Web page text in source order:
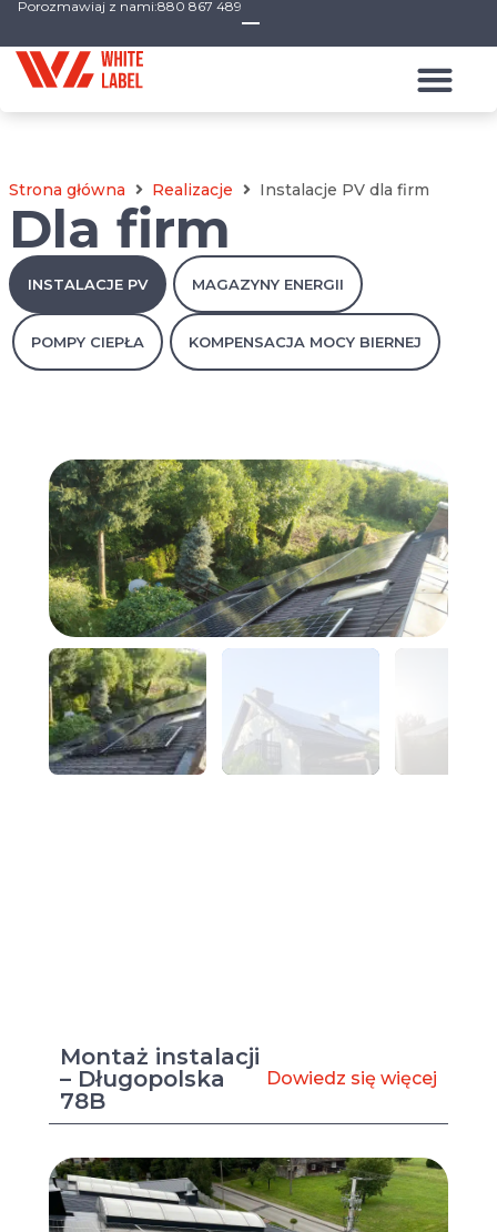
Porozmawiaj z nami:880 867 489
Strona główna Realizacje Instalacje PV dla firm
Dla firm
INSTALACJE PV MAGAZYNY ENERGII
POMPY CIEPŁA KOMPENSACJA MOCY BIERNEJ
Montaż instalacji
– Długopolska
78B
Dowiedz się więcej